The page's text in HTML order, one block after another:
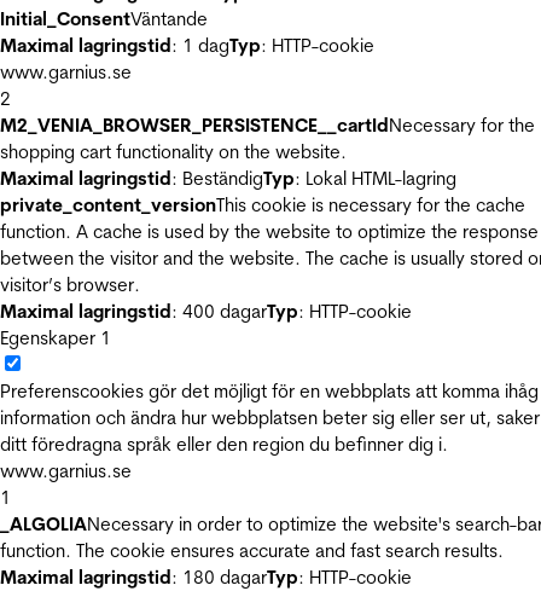
Initial_ConsentVäntande
Maximal lagringstid: 1 dagTyp: HTTP-cookie
www.garnius.se
2
M2_VENIA_BROWSER_PERSISTENCE__cartIdNecessary for the
shopping cart functionality on the website.
Maximal lagringstid: BeständigTyp: Lokal HTML-lagring
private_content_versionThis cookie is necessary for the cache
function. A cache is used by the website to optimize the
between the visitor and the website. The cache is usually stored
visitor’s browser.
Maximal lagringstid: 400 dagarTyp: HTTP-cookie
Egenskaper 1
Preferenscookies gör det möjligt för en webbplats att komma ihåg
information och ändra hur webbplatsen beter sig eller ser ut,
ditt föredragna språk eller den region du befinner dig i.
www.garnius.se
1
_ALGOLIANecessary in order to optimize the website's search-
function. The cookie ensures accurate and fast search results.
Maximal lagringstid: 180 dagarTyp: HTTP-cookie